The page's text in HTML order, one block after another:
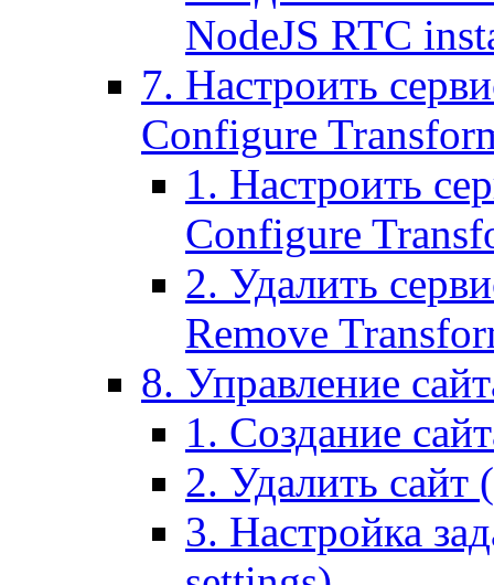
NodeJS RTC
7. Настроить
Configure
1. Настроить
Configure
2. Удалить
Remove
8. Управление
1. Создание
2. Удалить сайт
3. Настройка